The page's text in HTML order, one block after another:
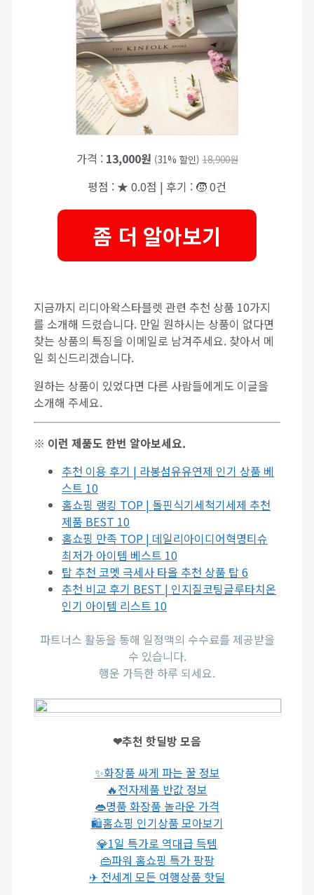
가격 : 13,000원 (31% 할인) 18,900원
평점 : ★ 0.0점 | 후기 : 🧒 0건
좀 더 알아보기
지금까지 리디아왁스타블렛 관련 추천 상품 10가지
를 소개해 드렸습니다. 만일 원하시는 상품이 없다면
찾는 상품의 특징을 이메일로 남겨주세요. 찾아서 메
일 회신드리겠습니다.
원하는 상품이 있었다면 다른 사람들에게도 이글을
소개해 주세요.
※ 이런 제품도 한번 알아보세요.
추천 이용 후기 | 라봉섬유유연제 인기 상품 베
스트 10
홈쇼핑 랭킹 TOP | 돌핀식기세척기세제 추천
제품 BEST 10
홈쇼핑 만족 TOP | 데일리아이디어혁명티슈
최저가 아이템 베스트 10
탑 추천 코멧 극세사 타올 추천 상품 탑 6
추천 비교 후기 BEST | 인지질코팅글루타치온
인기 아이템 리스트 10
파트너스 활동을 통해 일정액의 수수료를 제공받을
수 있습니다.
행운 가득한 하루 되세요.
❤추천 핫딜방 모음
✨화장품 싸게 파는 꿀 정보
🔥전자제품 반값 정보
👄명품 화장품 놀라운 가격
🛍홈쇼핑 인기상품 모아보기
💎1일 특가로 역대급 득템
👜파워 홈쇼핑 특가 팡팡
✈ 전세계 모든 여행상품 핫딜